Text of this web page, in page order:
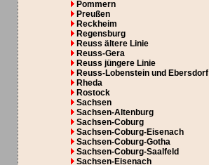
Pommern
Preußen
Reckheim
Regensburg
Reuss ältere Linie
Reuss-Gera
Reuss jüngere Linie
Reuss-Lobenstein und Ebersdorf
Rheda
Rostock
Sachsen
Sachsen-Altenburg
Sachsen-Coburg
Sachsen-Coburg-Eisenach
Sachsen-Coburg-Gotha
Sachsen-Coburg-Saalfeld
Sachsen-Eisenach